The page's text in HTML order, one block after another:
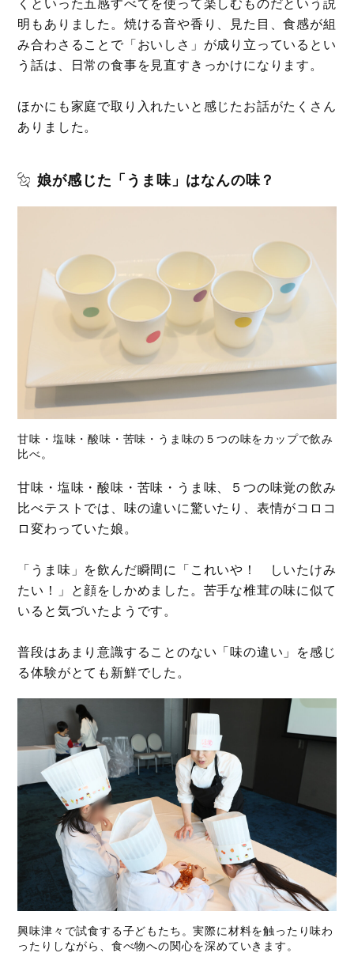
明もありました。焼ける音や香り、見た目、食感が組
み合わさることで「おいしさ」が成り立っているとい
う話は、日常の食事を見直すきっかけになります。
ほかにも家庭で取り入れたいと感じたお話がたくさん
ありました。
娘が感じた「うま味」はなんの味？
甘味・塩味・酸味・苦味・うま味の５つの味をカップで飲み
比べ。
甘味・塩味・酸味・苦味・うま味、５つの味覚の飲み
比べテストでは、味の違いに驚いたり、表情がコロコ
ロ変わっていた娘。
「うま味」を飲んだ瞬間に「これいや！ しいたけみ
たい！」と顔をしかめました。苦手な椎茸の味に似て
いると気づいたようです。
普段はあまり意識することのない「味の違い」を感じ
る体験がとても新鮮でした。
興味津々で試食する子どもたち。実際に材料を触ったり味わ
ったりしながら、食べ物への関心を深めていきます。